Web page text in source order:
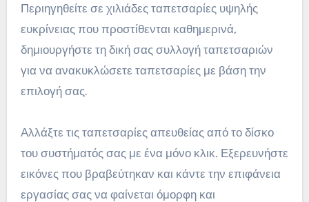
Περιηγηθείτε σε χιλιάδες ταπετσαρίες υψηλής
ευκρίνειας που προστίθενται καθημερινά,
δημιουργήστε τη δική σας συλλογή ταπετσαριών
για να ανακυκλώσετε ταπετσαρίες με βάση την
επιλογή σας.
Αλλάξτε τις ταπετσαρίες απευθείας από το δίσκο
του συστήματός σας με ένα μόνο κλικ. Εξερευνήστε
εικόνες που βραβεύτηκαν και κάντε την επιφάνεια
εργασίας σας να φαίνεται όμορφη και